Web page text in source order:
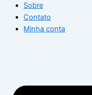
Sobre
Contato
Minha conta